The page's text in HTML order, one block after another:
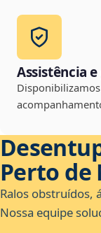
Assistência
Perto de
Ralos obstruídos,
Nossa equipe